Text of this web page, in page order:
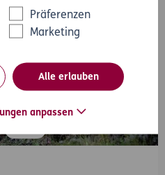
Präferenzen
Marketing
Alle erlauben
anpassen